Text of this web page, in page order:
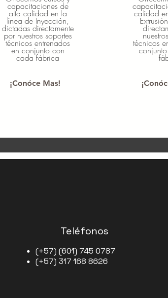
capacitaciones de
alta calidad en la
línea de Inyección,
dictadas directamente
por nuestros soportes
técnicos entrenados
en conjunto con
cada fábrica
¡Conóce Mas!
calidad
técnicos
Teléfonos
(+57) (601) 745 0787
(+57) 317 168 8626